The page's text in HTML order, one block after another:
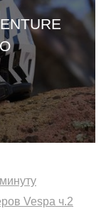
Vespa ч.2